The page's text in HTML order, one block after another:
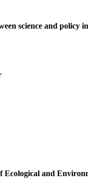
science and
Ecological and